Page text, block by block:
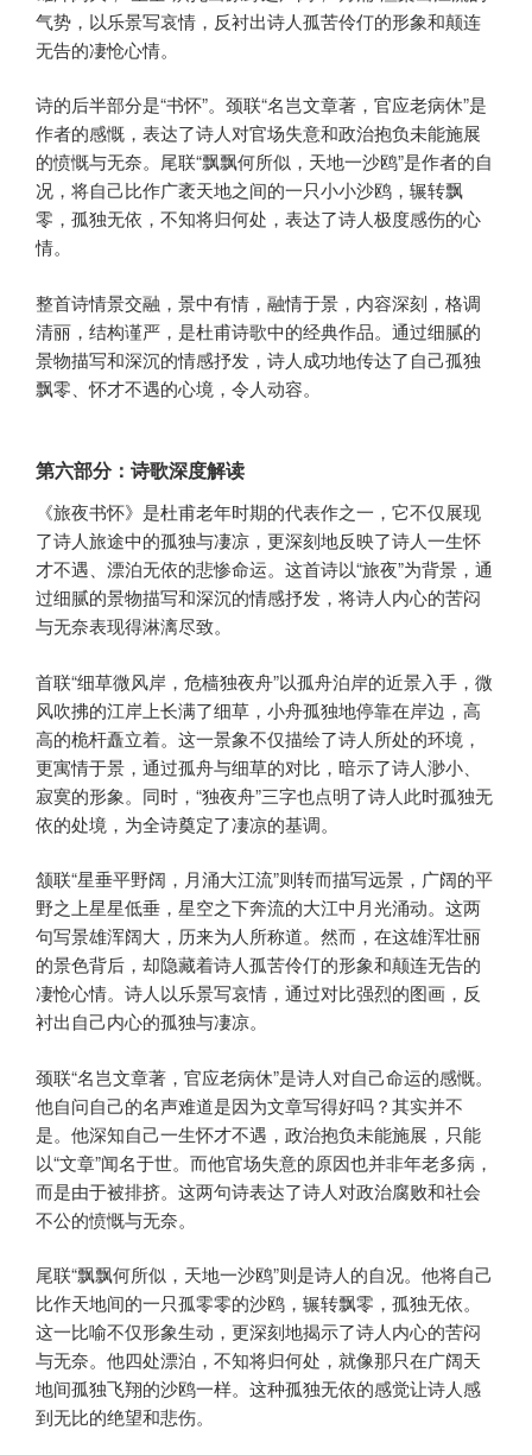
气势，以乐景写哀情，反衬出诗人孤苦伶仃的形象和颠连
无告的凄怆心情。
诗的后半部分是“书怀”。颈联“名岂文章著，官应老病休”是
作者的感慨，表达了诗人对官场失意和政治抱负未能施展
的愤慨与无奈。尾联“飘飘何所似，天地一沙鸥”是作者的自
况，将自己比作广袤天地之间的一只小小沙鸥，辗转飘
零，孤独无依，不知将归何处，表达了诗人极度感伤的心
情。
整首诗情景交融，景中有情，融情于景，内容深刻，格调
清丽，结构谨严，是杜甫诗歌中的经典作品。通过细腻的
景物描写和深沉的情感抒发，诗人成功地传达了自己孤独
飘零、怀才不遇的心境，令人动容。
第六部分：诗歌深度解读
《旅夜书怀》是杜甫老年时期的代表作之一，它不仅展现
了诗人旅途中的孤独与凄凉，更深刻地反映了诗人一生怀
才不遇、漂泊无依的悲惨命运。这首诗以“旅夜”为背景，通
过细腻的景物描写和深沉的情感抒发，将诗人内心的苦闷
与无奈表现得淋漓尽致。
首联“细草微风岸，危樯独夜舟”以孤舟泊岸的近景入手，微
风吹拂的江岸上长满了细草，小舟孤独地停靠在岸边，高
高的桅杆矗立着。这一景象不仅描绘了诗人所处的环境，
更寓情于景，通过孤舟与细草的对比，暗示了诗人渺小、
寂寞的形象。同时，“独夜舟”三字也点明了诗人此时孤独无
依的处境，为全诗奠定了凄凉的基调。
颔联“星垂平野阔，月涌大江流”则转而描写远景，广阔的平
野之上星星低垂，星空之下奔流的大江中月光涌动。这两
句写景雄浑阔大，历来为人所称道。然而，在这雄浑壮丽
的景色背后，却隐藏着诗人孤苦伶仃的形象和颠连无告的
凄怆心情。诗人以乐景写哀情，通过对比强烈的图画，反
衬出自己内心的孤独与凄凉。
颈联“名岂文章著，官应老病休”是诗人对自己命运的感慨。
他自问自己的名声难道是因为文章写得好吗？其实并不
是。他深知自己一生怀才不遇，政治抱负未能施展，只能
以“文章”闻名于世。而他官场失意的原因也并非年老多病，
而是由于被排挤。这两句诗表达了诗人对政治腐败和社会
不公的愤慨与无奈。
尾联“飘飘何所似，天地一沙鸥”则是诗人的自况。他将自己
比作天地间的一只孤零零的沙鸥，辗转飘零，孤独无依。
这一比喻不仅形象生动，更深刻地揭示了诗人内心的苦闷
与无奈。他四处漂泊，不知将归何处，就像那只在广阔天
地间孤独飞翔的沙鸥一样。这种孤独无依的感觉让诗人感
到无比的绝望和悲伤。